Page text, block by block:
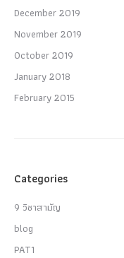
December 2019
November 2019
October 2019
January 2018
February 2015
Categories
9 วิชาสามัญ
blog
PAT1